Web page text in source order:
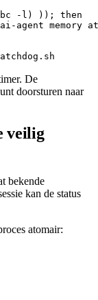
-l) )); then
ai-agent memory
De
doorsturen naar
veilig
bekende
kan de status
atomair: